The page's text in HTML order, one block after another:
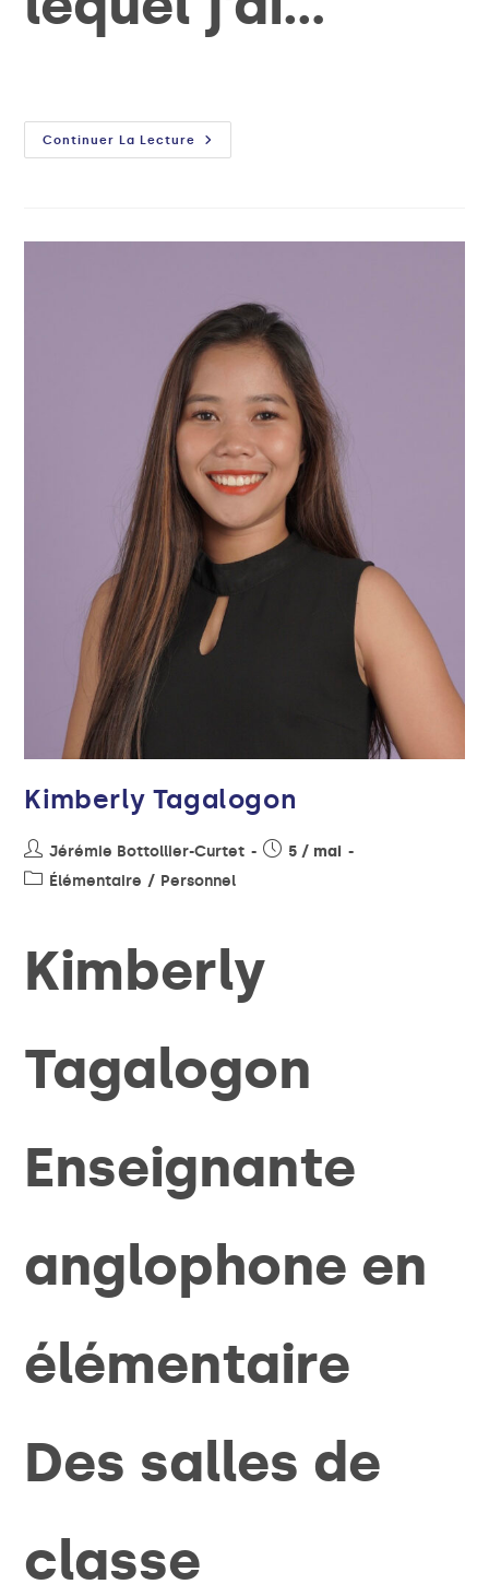
Continuer La Lecture
Kimberly Tagalogon
Jérémie Bottollier-Curtet
5 / mai
Élémentaire / Personnel
Kimberly
Tagalogon
Enseignante
anglophone en
élémentaire
Des salles de
classe